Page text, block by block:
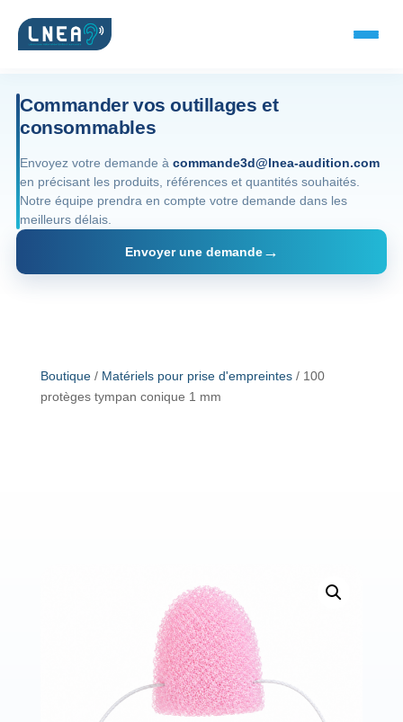
SOLUTIONS AUDITIVES
Embouts BTE
Micro-embouts
Embouts protecteurs
Bons de commande
Accéder à la boutique
Matériels pour prise d'empreintes
Outillage pour atelier
Commander vos outillages et
consommables
Envoyez votre demande à commande3d@lnea-audition.com
en précisant les produits, références et quantités souhaités.
Notre équipe prendra en compte votre demande dans les
meilleurs délais.
Envoyer une demande
Boutique/ Matériels pour prise d'empreintes/ 100
protèges tympan conique 1 mm